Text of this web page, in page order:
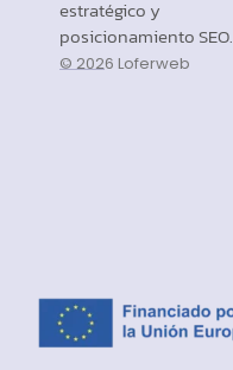
estratégico y
posicionamiento SEO.
© 2026 Loferweb